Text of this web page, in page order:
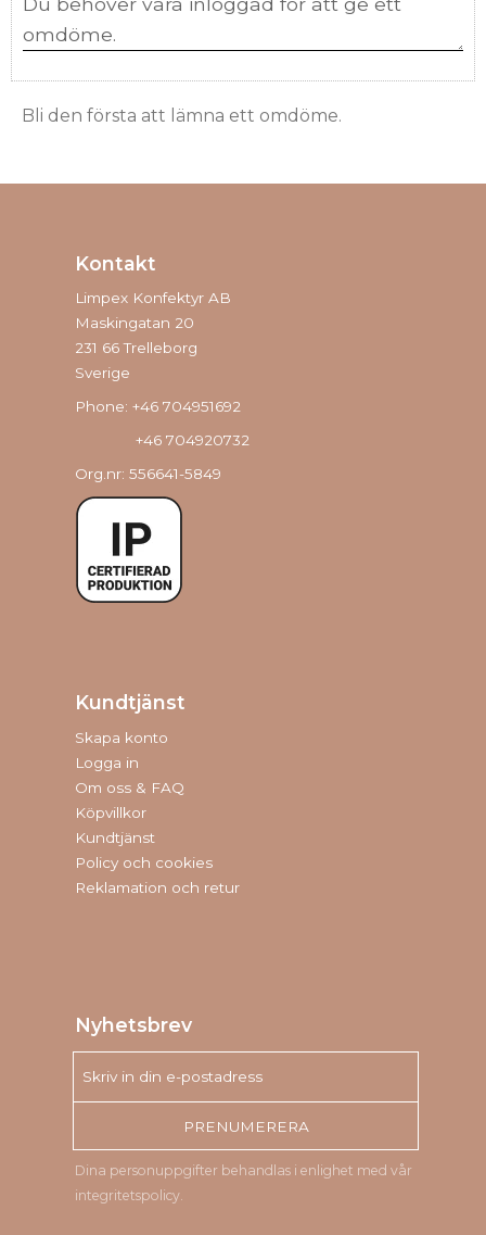
Bli den första att lämna ett omdöme.
Kontakt
Limpex Konfektyr AB
Maskingatan 20
231 66 Trelleborg
Sverige
Phone: +46 704951692
+46 704920732
Org.nr: 556641-5849
Kundtjänst
Skapa konto
Logga in
Om oss & FAQ
Köpvillkor
Kundtjänst
Policy och cookies
Reklamation och retur
Nyhetsbrev
PRENUMERERA
Dina personuppgifter behandlas i enlighet med vår
integritetspolicy.